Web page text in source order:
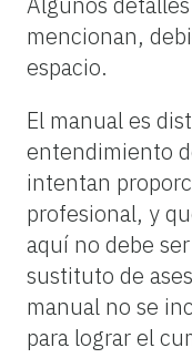
mencionan,
espacio.
El manual es
entendimiento
intentan
profesional, y
aquí no debe
sustituto de
manual no se
para lograr el